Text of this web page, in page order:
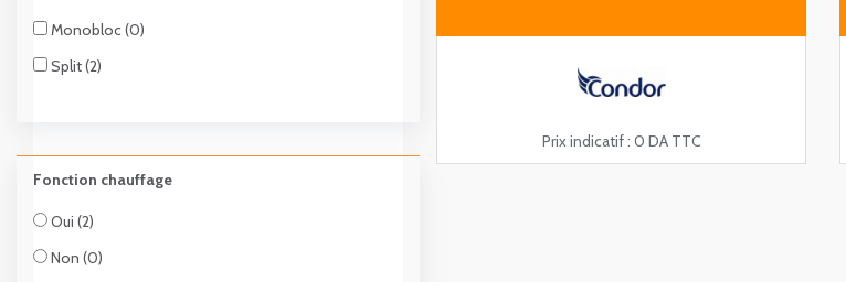
Monobloc (0)
Split (2)
Fonction chauffage
Oui (2)
Non (0)
Prix indicatif : 0 DA TTC